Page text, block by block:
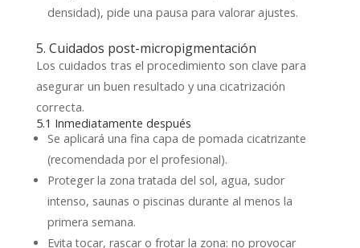
densidad), pide una pausa para valorar ajustes.
5. Cuidados post-micropigmentación
Los cuidados tras el procedimiento son clave para
asegurar un buen resultado y una cicatrización
correcta.
5.1 Inmediatamente después
Se aplicará una fina capa de pomada cicatrizante
(recomendada por el profesional).
Proteger la zona tratada del sol, agua, sudor
intenso, saunas o piscinas durante al menos la
primera semana.
Evita tocar, rascar o frotar la zona: no provocar